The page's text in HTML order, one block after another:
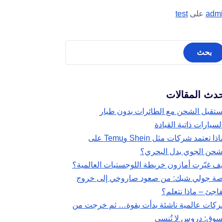
علىtest
المقالات
الشحن مع الطائرات بدون طيار
ذاتية القيادة
لماذا تعتمد شركات مثل Shein وTemu على
الجوي بدل البحري؟
غيّرت أمازون خريطة اللوجستيات العالمية؟
جولي شيك: من صعود صاروخي إلى خروج
– ماذا نتعلم؟
عالمية ناشئة بدأت بقوة… ثم خرجت من
دروس لا تُنسى